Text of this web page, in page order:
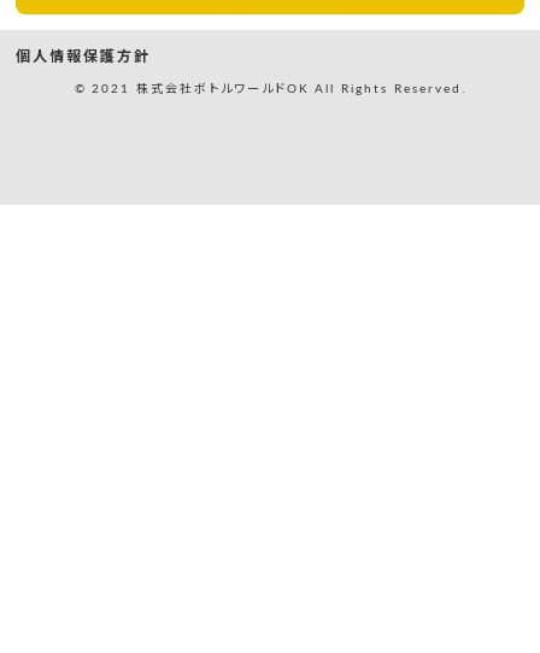
個人情報保護方針
© 2021 株式会社ボトルワールドOK All Rights Reserved.